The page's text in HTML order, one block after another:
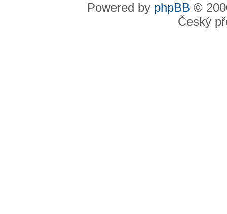
Powered by phpBB ©
Český